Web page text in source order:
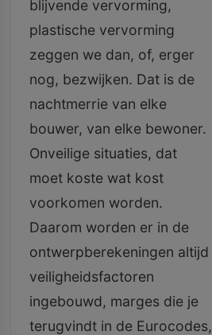
blijvende vervorming,
plastische vervorming
zeggen we dan, of, erger
nog, bezwijken. Dat is de
nachtmerrie van elke
bouwer, van elke bewoner.
Onveilige situaties, dat
moet koste wat kost
voorkomen worden.
Daarom worden er in de
ontwerpberekeningen altijd
veiligheidsfactoren
ingebouwd, marges die je
terugvindt in de Eurocodes,